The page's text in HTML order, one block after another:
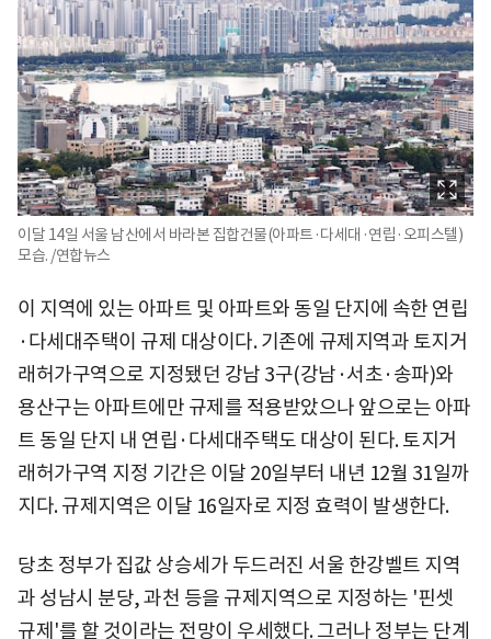
이달 14일 서울 남산에서 바라본 집합건물(아파트·다세대·연립·오피스텔)
모습. /연합뉴스
이 지역에 있는 아파트 및 아파트와 동일 단지에 속한 연립
·다세대주택이 규제 대상이다. 기존에 규제지역과 토지거
래허가구역으로 지정됐던 강남 3구(강남·서초·송파)와
용산구는 아파트에만 규제를 적용받았으나 앞으로는 아파
트 동일 단지 내 연립·다세대주택도 대상이 된다. 토지거
래허가구역 지정 기간은 이달 20일부터 내년 12월 31일까
지다. 규제지역은 이달 16일자로 지정 효력이 발생한다.
당초 정부가 집값 상승세가 두드러진 서울 한강벨트 지역
과 성남시 분당, 과천 등을 규제지역으로 지정하는 '핀셋
규제'를 할 것이라는 전망이 우세했다. 그러나 정부는 단계